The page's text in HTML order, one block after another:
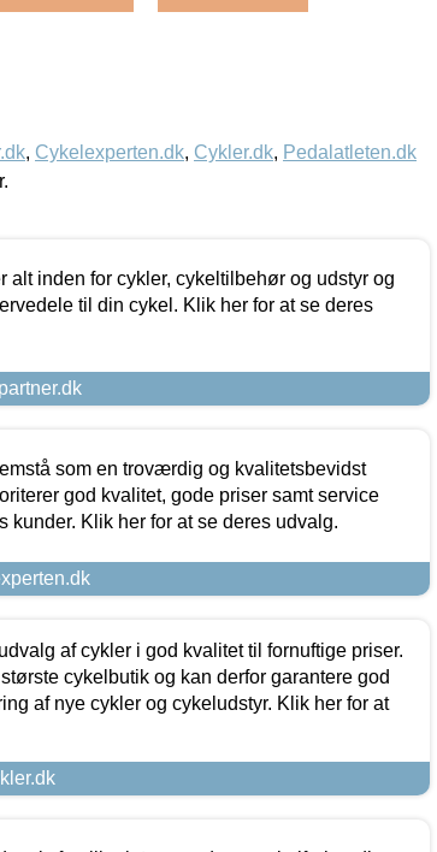
, Cykelexperten.dk, Cykler.dk, Pedalatleten.dk
alt inden for cykler, cykeltilbehør og udstyr og
til din cykel. Klik her for at se deres
som en troværdig og kvalitetsbevidst
god kvalitet, gode priser samt service
kunder. Klik her for at se deres udvalg.
af cykler i god kvalitet til fornuftige priser.
cykelbutik og kan derfor garantere god
af nye cykler og cykeludstyr. Klik her for at